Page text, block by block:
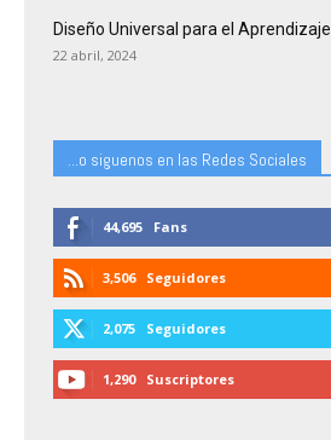
Diseño Universal para el Aprendizaje
22 abril, 2024
...o siguenos en las Redes Sociales
44,695 Fans
3,506 Seguidores
2,075 Seguidores
1,290 Suscriptores